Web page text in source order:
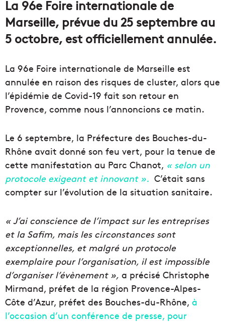
La 96e Foire internationale de
Marseille, prévue du 25 septembre au
5 octobre, est officiellement annulée.
La 96e Foire internationale de Marseille est
annulée en raison des risques de cluster, alors que
l’épidémie de Covid-19 fait son retour en
Provence, comme nous l’annoncions ce matin.
Le 6 septembre, la Préfecture des Bouches-du-
Rhône avait donné son feu vert, pour la tenue de
cette manifestation au Parc Chanot, « selon un
protocole exigeant et innovant ». C’était sans
compter sur l’évolution de la situation sanitaire.
« J’ai conscience de l’impact sur les entreprises
et la Safim, mais les circonstances sont
exceptionnelles, et malgré un protocole
exemplaire pour l’organisation, il est impossible
d’organiser l’évènement », a précisé Christophe
Mirmand, préfet de la région Provence-Alpes-
Côte d’Azur, préfet des Bouches-du-Rhône, à
l’occasion d’un conférence de presse, pour